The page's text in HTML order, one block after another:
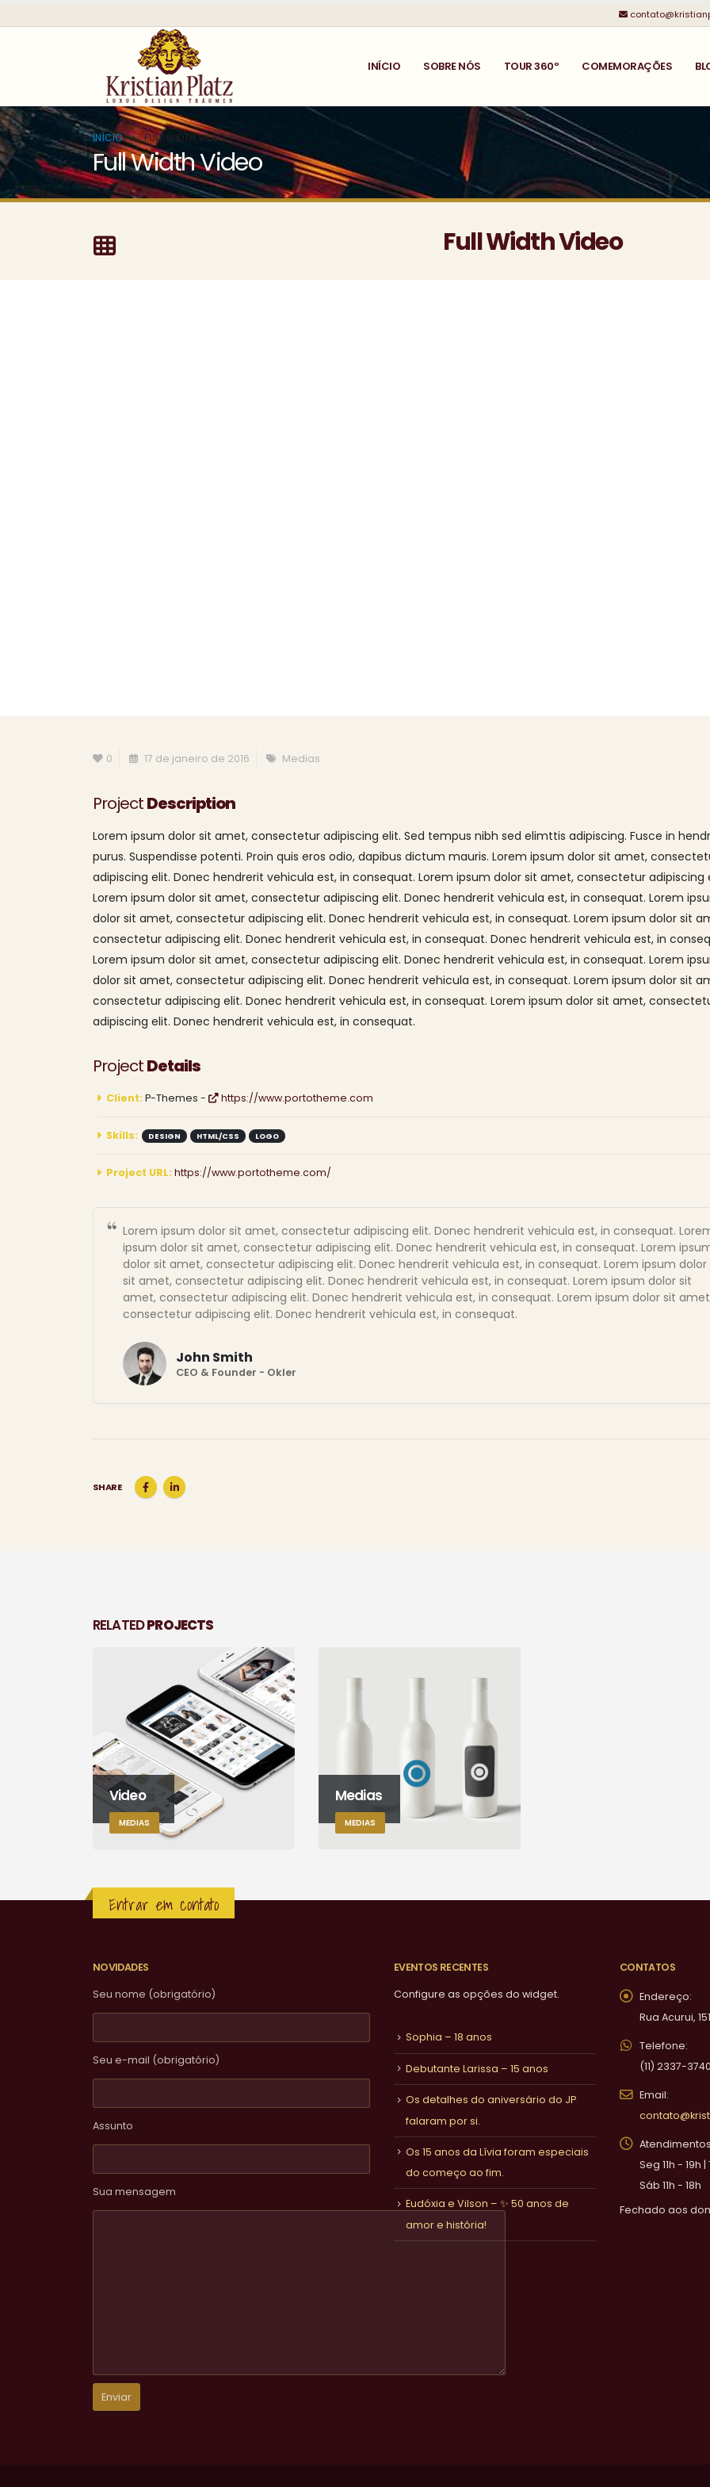
INÍCIO SOBRE NÓS TOUR 360º COMEMORAÇÕES
INÍCIO FULL WIDTH VIDEO
Full Width Video
Full Width Video
0 17 de janeiro de 2016 Medias
ProjectDescription
Lorem ipsum dolor sit amet, consectetur adipiscing elit. Sed tempus nibh sed elimttis adipiscing. Fusce in
purus. Suspendisse potenti. Proin quis eros odio, dapibus dictum mauris. Lorem ipsum dolor sit amet,
adipiscing elit. Donec hendrerit vehicula est, in consequat. Lorem ipsum dolor sit amet, consectetur adipiscing
Lorem ipsum dolor sit amet, consectetur adipiscing elit. Donec hendrerit vehicula est, in consequat. Lorem
dolor sit amet, consectetur adipiscing elit. Donec hendrerit vehicula est, in consequat. Lorem ipsum dolor sit
consectetur adipiscing elit. Donec hendrerit vehicula est, in consequat. Donec hendrerit vehicula est, in
Lorem ipsum dolor sit amet, consectetur adipiscing elit. Donec hendrerit vehicula est, in consequat. Lorem
dolor sit amet, consectetur adipiscing elit. Donec hendrerit vehicula est, in consequat. Lorem ipsum dolor sit
consectetur adipiscing elit. Donec hendrerit vehicula est, in consequat. Lorem ipsum dolor sit amet,
adipiscing elit. Donec hendrerit vehicula est, in consequat.
ProjectDetails
Client: P-Themes - https://www.portotheme.com
Skills: DESIGN HTML/CSS LOGO
Project URL: https://www.portotheme.com/
Lorem ipsum dolor sit amet, consectetur adipiscing elit. Donec hendrerit vehicula est, in consequat.
ipsum dolor sit amet, consectetur adipiscing elit. Donec hendrerit vehicula est, in consequat. Lorem
dolor sit amet, consectetur adipiscing elit. Donec hendrerit vehicula est, in consequat. Lorem ipsum dolor
sit amet, consectetur adipiscing elit. Donec hendrerit vehicula est, in consequat. Lorem ipsum dolor sit
amet, consectetur adipiscing elit. Donec hendrerit vehicula est, in consequat. Lorem ipsum dolor sit
consectetur adipiscing elit. Donec hendrerit vehicula est, in consequat.
John Smith
CEO & Founder - Okler
SHARE
RELATEDPROJECTS
Video
MEDIAS
Medias
MEDIAS
Entrar em contato
NOVIDADES
Seu nome (obrigatório)
Seu e-mail (obrigatório)
Assunto
Sua mensagem
EVENTOS RECENTES
Configure as opções do widget.
Sophia – 18 anos
Debutante Larissa – 15 anos
Os detalhes do aniversário do JP
falaram por si.
Os 15 anos da Lívia foram especiais
do começo ao fim.
Eudóxia e Vilson – ✨ 50 anos de
amor e história!
CONTATOS
Endereço:
Rua Acurui,
Telefone:
(11) 2337-3740
Email:
Seg 11h - 19h
Sáb 11h - 18h
Fechado aos